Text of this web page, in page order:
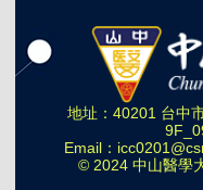
地址：40201 台中
Email：
© 2024 中山醫學